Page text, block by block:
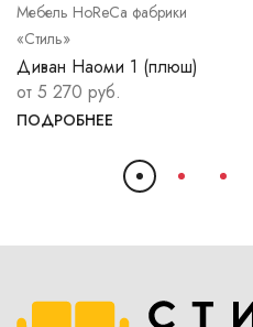
Мебель HoReCa фабрики
«Стиль»
Диван Наоми 1 (плюш)
от 5 270 руб.
ПОДРОБНЕЕ